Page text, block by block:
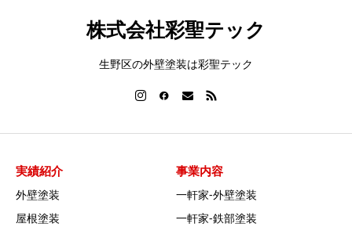
株式会社彩聖テック
生野区の外壁塗装は彩聖テック
実績紹介
外壁塗装
屋根塗装
事業内容
一軒家‐外壁塗装
一軒家‐鉄部塗装